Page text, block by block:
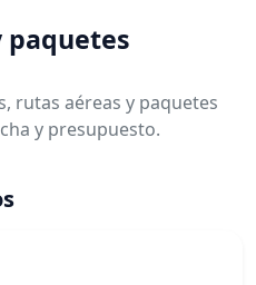
paquetes
rutas aéreas y paquetes
y presupuesto.